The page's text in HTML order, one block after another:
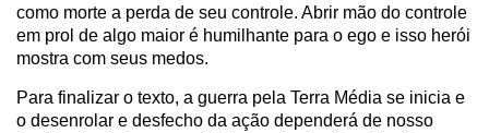
como morte a perda de seu controle. Abrir mão do controle
em prol de algo maior é humilhante para o ego e isso herói
mostra com seus medos.
Para finalizar o texto, a guerra pela Terra Média se inicia e
o desenrolar e desfecho da ação dependerá de nosso